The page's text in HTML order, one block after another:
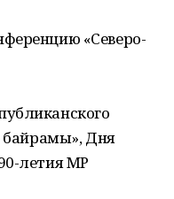
«Северо-
байрамы», Дня
летия МР